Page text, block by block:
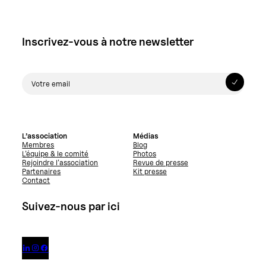
Inscrivez-vous à notre newsletter
L’association
Membres
L’équipe & le comité
Rejoindre l’association
Partenaires
Contact
Médias
Blog
Photos
Revue de presse
Kit presse
Suivez-nous par ici
  